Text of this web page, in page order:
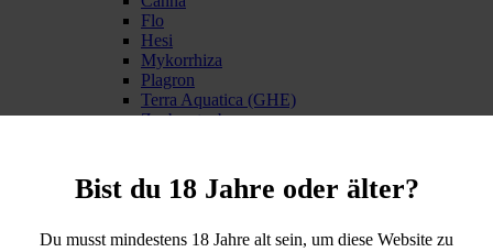
Bist du 18 Jahre oder älter?
Du musst mindestens 18 Jahre alt sein, um diese Website zu
Flo
Hesi
Mykorrhiza
Plagron
Terra Aquatica (GHE)
Zauberstaub
Plagron
Gartenbedarf
Temperatur & Co.